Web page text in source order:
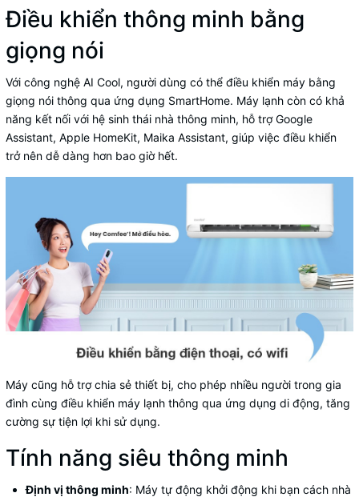
Điều khiển thông minh bằng
giọng nói
Với công nghệ AI Cool, người dùng có thể điều khiển máy bằng
giọng nói thông qua ứng dụng SmartHome. Máy lạnh còn có khả
năng kết nối với hệ sinh thái nhà thông minh, hỗ trợ Google
Assistant, Apple HomeKit, Maika Assistant, giúp việc điều khiển
trở nên dễ dàng hơn bao giờ hết.
Máy cũng hỗ trợ chia sẻ thiết bị, cho phép nhiều người trong gia
đình cùng điều khiển máy lạnh thông qua ứng dụng di động, tăng
cường sự tiện lợi khi sử dụng.
Tính năng siêu thông minh
Định vị thông minh: Máy tự động khởi động khi bạn cách nhà